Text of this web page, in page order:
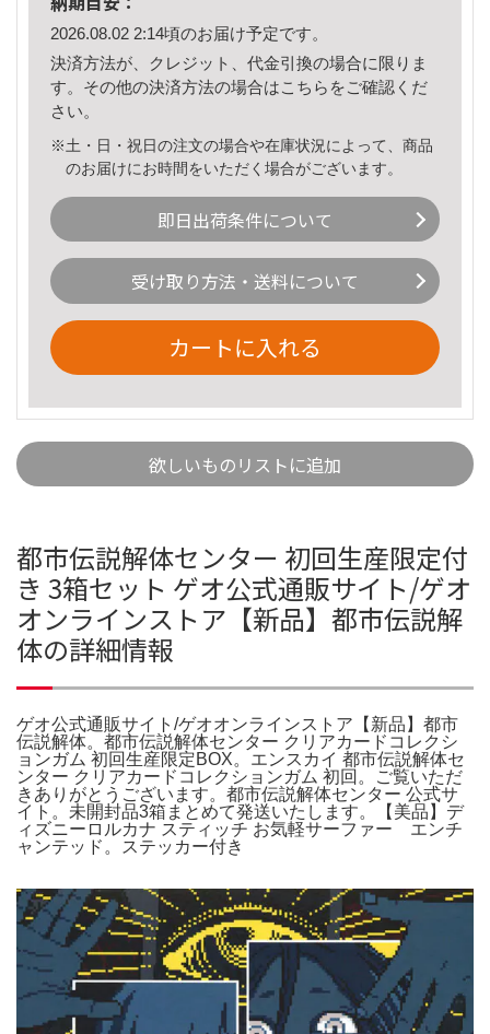
2026.08.02 2:14頃のお届け予定です。
決済方法が、クレジット、代金引換の場合に限りま
す。その他の決済方法の場合はこちら をご確認くだ
さい。
※土・日・祝日の注文の場合や在庫状況によって、商品
のお届けにお時間をいただく場合がございます。
即日出荷条件について
受け取り方法・送料について
カートに入れる
欲しいものリストに追加
都市伝説解体センター 初回生産限定付
き 3箱セット ゲオ公式通販サイト/ゲオ
オンラインストア【新品】都市伝説解
体の詳細情報
ゲオ公式通販サイト/ゲオオンラインストア【新品】都市
伝説解体。都市伝説解体センター クリアカードコレクシ
ョンガム 初回生産限定BOX。エンスカイ 都市伝説解体セ
ンター クリアカードコレクションガム 初回。ご覧いただ
きありがとうございます。都市伝説解体センター 公式サ
イト。未開封品3箱まとめて発送いたします。【美品】デ
ィズニーロルカナ スティッチ お気軽サーファー エンチ
ャンテッド。ステッカー付き